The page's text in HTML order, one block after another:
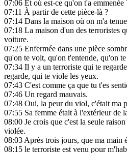
07:06 Et où est-ce qu'on t'a emmenée
07:11 À partir de cette pièce-là ?
07:14 Dans la maison où on m'a
07:18 La maison d'un des terroristes
voiture.
07:25 Enfermée dans une pièce
qu'on te voit, qu'on t'entende, qu'on te
07:34 Il y a un terroriste qui te
regarde, qui te viole les yeux.
07:43 C'est comme ça que tu t'es
07:46 Un regard mauvais.
07:48 Oui, la peur du viol, c'était ma
07:55 Sa femme était à l'extérieur de
08:00 Je crois que c'est la seule
violée.
08:03Après trois jours, que ma main
08:15 le terroriste est venu pour